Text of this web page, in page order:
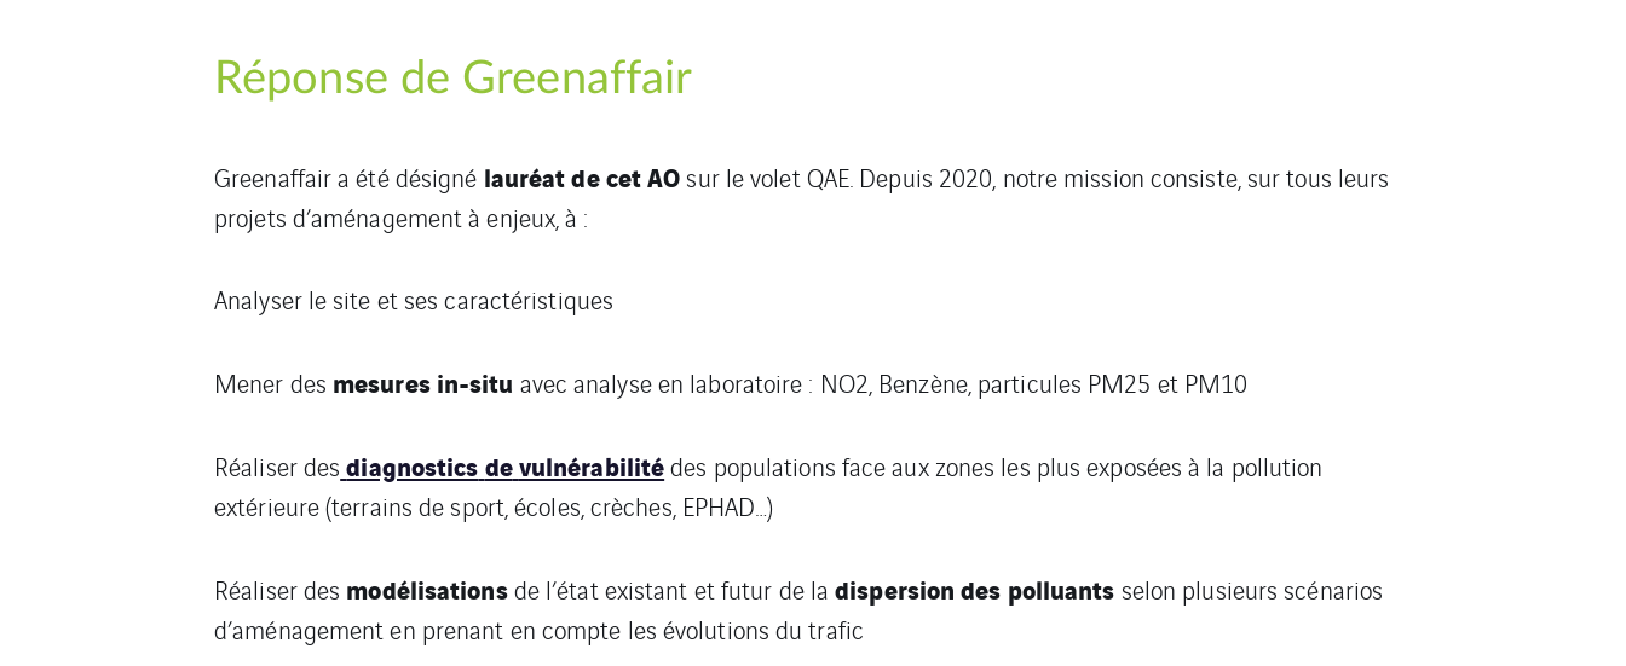
Réponse de Greenaffair
Greenaffair a été désigné lauréat de cet AO sur le volet QAE. Depuis 2020, notre mission consiste, sur tous leurs
projets d’aménagement à enjeux, à :
Analyser le site et ses caractéristiques
Mener des mesures in-situ avec analyse en laboratoire : NO2, Benzène, particules PM25 et PM10
Réaliser des diagnosticsdevulnérabilitédes populations face aux zones les plus exposées à la pollution
extérieure (terrains de sport, écoles, crèches, EPHAD…)
Réaliser des modélisationsde l’état existant et futur de ladispersion des polluants selon plusieurs scénarios
d’aménagement en prenant en compte les évolutions du trafic